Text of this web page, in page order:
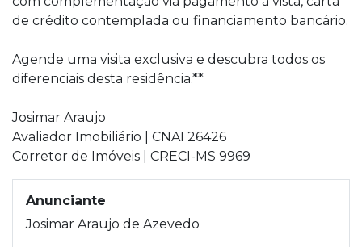
de crédito contemplada ou financiamento bancário.
Agende uma visita exclusiva e descubra todos os
diferenciais desta residência.**
Josimar Araujo
Avaliador Imobiliário | CNAI 26426
Corretor de Imóveis | CRECI-MS 9969
Anunciante
Josimar Araujo de Azevedo